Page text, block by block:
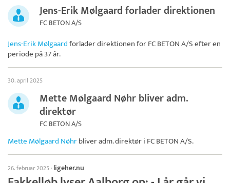
Jens-Erik Mølgaard forlader direktionen
FC BETON A/S
Jens-Erik Mølgaardforlader direktionen forFC BETON A/Sefter en
periode på 37 år.
30. april 2025
Mette Mølgaard Nøhr bliver adm.
direktør
FC BETON A/S
Mette Mølgaard Nøhrbliver adm. direktør i FC BETON A/S.
26. februar 2025· ligeher.nu